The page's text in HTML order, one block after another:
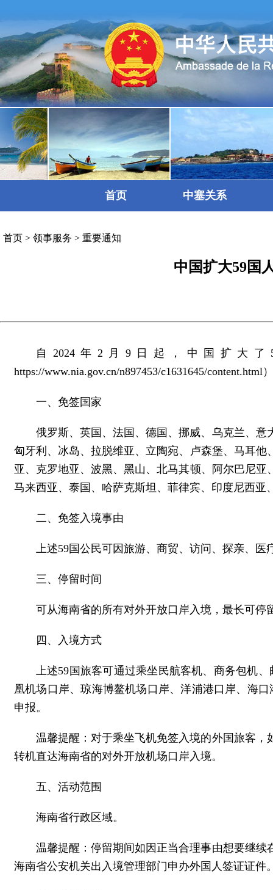
首页 中塞关系
首页 > 领事服务 > 重要通知
中国扩大59国
自2024年2月9日起，中国扩大
https://www.nia.gov.cn/n897453/c1631645/content.html
一、免签国家
俄罗斯、英国、法国、德国、挪威、乌克兰、
匈牙利、冰岛、拉脱维亚、立陶宛、卢森堡、马耳
亚、克罗地亚、波黑、黑山、北马其顿、阿尔巴尼
马来西亚、泰国、哈萨克斯坦、菲律宾、印度尼西
二、免签入境事由
上述59国公民可因旅游、商贸、访问、探亲、
三、停留时间
可从海南省的所有对外开放口岸入境，最长可停
四、入境方式
上述59国旅客可通过乘坐民航客机、商务包机
凰机场口岸、琼海博鳌机场口岸、洋浦港口岸、海
申报。
温馨提醒：对于乘坐飞机免签入境的外国旅客
转机直达海南省的对外开放机场口岸入境。
五、活动范围
海南省行政区域。
温馨提醒：停留期间如因正当合理事由想要继
海南省公安机关出入境管理部门申办外国人签证证件